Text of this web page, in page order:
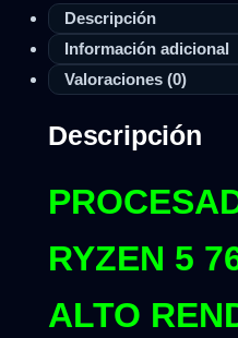
Descripción
Información adicional
Valoraciones (0)
Descripción
RYZEN 5
ALTO